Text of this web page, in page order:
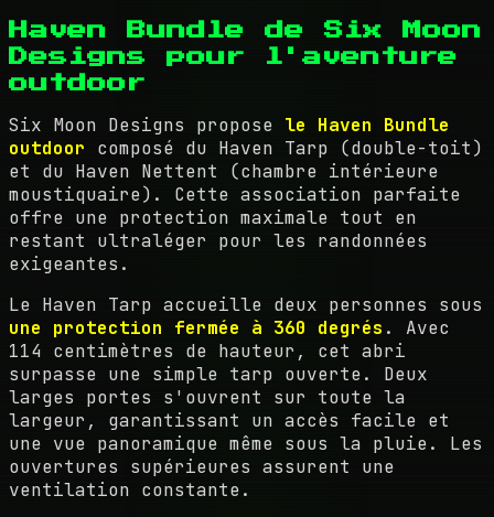
Haven Bundle de Six Moon
Designs pour l'aventure
outdoor
Six Moon Designs propose le Haven Bundle
outdoor composé du Haven Tarp (double-toit)
et du Haven Nettent (chambre intérieure
moustiquaire). Cette association parfaite
offre une protection maximale tout en
restant ultraléger pour les randonnées
exigeantes.
Le Haven Tarp accueille deux personnes sous
une protection fermée à 360 degrés . Avec
114 centimètres de hauteur, cet abri
surpasse une simple tarp ouverte. Deux
larges portes s'ouvrent sur toute la
largeur, garantissant un accès facile et
une vue panoramique même sous la pluie. Les
ouvertures supérieures assurent une
ventilation constante.